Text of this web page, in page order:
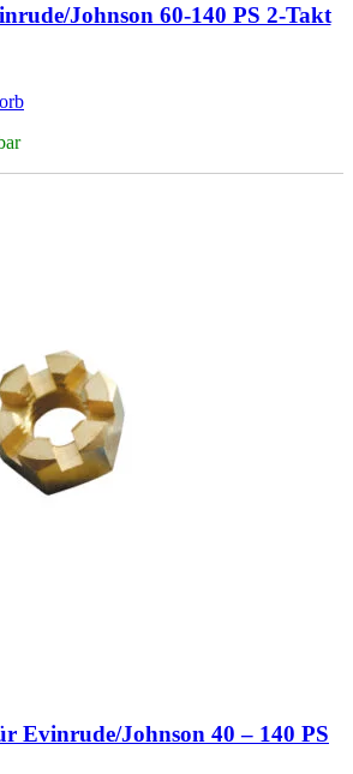
Johnson 60-140 PS 2-Takt
Evinrude/Johnson 40 – 140 PS